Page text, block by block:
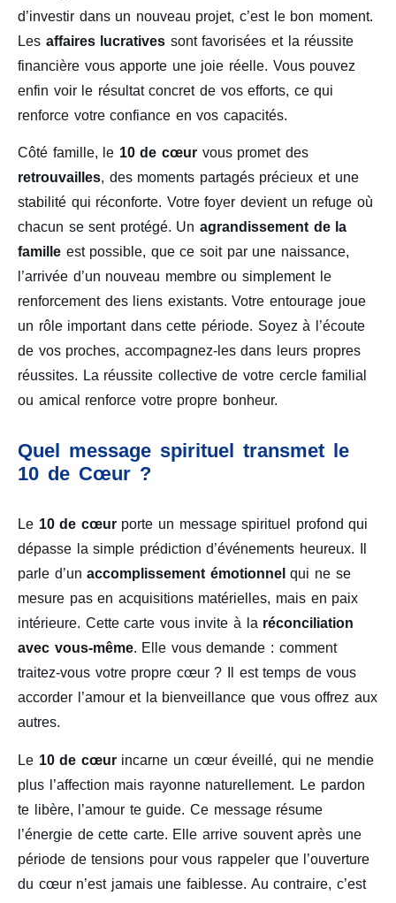
d’investir dans un nouveau projet, c’est le bon moment.
Les affaires lucratives sont favorisées et la réussite
financière vous apporte une joie réelle. Vous pouvez
enfin voir le résultat concret de vos efforts, ce qui
renforce votre confiance en vos capacités.
Côté famille, le 10 de cœur vous promet des
retrouvailles, des moments partagés précieux et une
stabilité qui réconforte. Votre foyer devient un refuge où
chacun se sent protégé. Un agrandissement de la
famille est possible, que ce soit par une naissance,
l’arrivée d’un nouveau membre ou simplement le
renforcement des liens existants. Votre entourage joue
un rôle important dans cette période. Soyez à l’écoute
de vos proches, accompagnez-les dans leurs propres
réussites. La réussite collective de votre cercle familial
ou amical renforce votre propre bonheur.
Quel message spirituel transmet le
10 de Cœur ?
Le 10 de cœurporte un message spirituel profond qui
dépasse la simple prédiction d’événements heureux. Il
parle d’unaccomplissement émotionnel qui ne se
mesure pas en acquisitions matérielles, mais en paix
intérieure. Cette carte vous invite à la réconciliation
avec vous-même. Elle vous demande : comment
traitez-vous votre propre cœur ? Il est temps de vous
accorder l’amour et la bienveillance que vous offrez aux
autres.
Le 10 de cœurincarne un cœur éveillé, qui ne mendie
plus l’affection mais rayonne naturellement. Le pardon
te libère, l’amour te guide. Ce message résume
l’énergie de cette carte. Elle arrive souvent après une
période de tensions pour vous rappeler que l’ouverture
du cœur n’est jamais une faiblesse. Au contraire, c’est